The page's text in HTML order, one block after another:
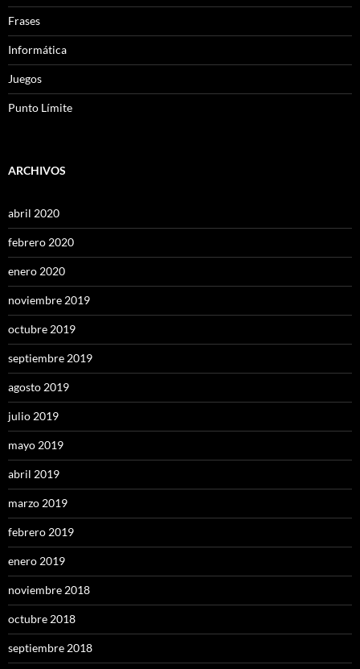
Frases
Informática
Juegos
Punto Límite
ARCHIVOS
abril 2020
febrero 2020
enero 2020
noviembre 2019
octubre 2019
septiembre 2019
agosto 2019
julio 2019
mayo 2019
abril 2019
marzo 2019
febrero 2019
enero 2019
noviembre 2018
octubre 2018
septiembre 2018